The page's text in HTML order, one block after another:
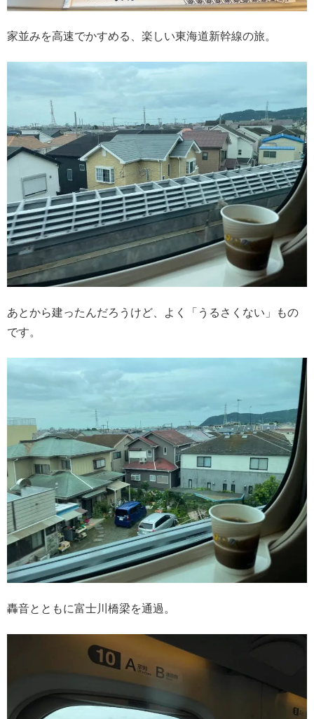
家並みを高速でかすめる、楽しい東海道新幹線の旅。
あとから建ったんだろうけど、よく「うるさくない」もの
です。
轟音とともに富士川橋梁を通過。